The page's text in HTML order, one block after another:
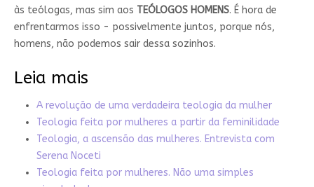
às teólogas, mas sim aos TEÓLOGOS HOMENS. É hora de
enfrentarmos isso - possivelmente juntos, porque nós,
homens, não podemos sair dessa sozinhos.
Leia mais
A revolução de uma verdadeira teologia da mulher
Teologia feita por mulheres a partir da feminilidade
Teologia, a ascensão das mulheres. Entrevista com
Serena Noceti
Teologia feita por mulheres. Não uma simples